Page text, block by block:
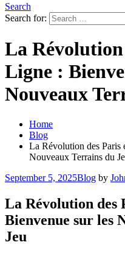
Search
Search for:
La Révolution
Ligne :
Nouveaux
Home
Blog
La Révolution des Paris
Nouveaux Terrains du
September 5, 2025Blog by
La Révolution des
Bienvenue sur les
Jeu